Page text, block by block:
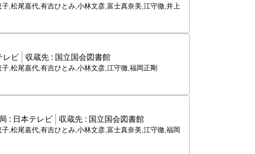
,松尾嘉代,有吉ひとみ,小林文彦,富士真奈美,江守徹,井上
レビ 収蔵先 : 国立国会図書館
,松尾嘉代,有吉ひとみ,小林文彦,江守徹,福岡正剛
: 日本テレビ 収蔵先 : 国立国会図書館
,松尾嘉代,有吉ひとみ,小林文彦,富士真奈美,江守徹,福岡